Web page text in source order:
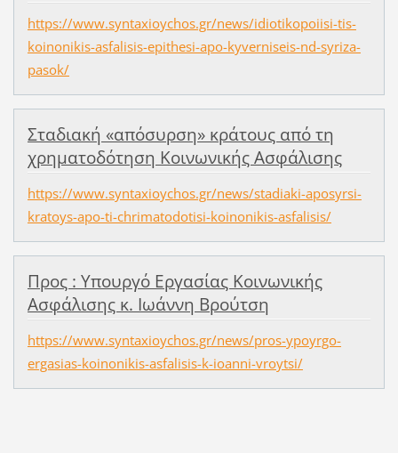
https://www.syntaxioychos.gr/news/idiotikopoiisi-tis-
koinonikis-asfalisis-epithesi-apo-kyverniseis-nd-syriza-
pasok/
Σταδιακή «απόσυρση» κράτους από τη
χρηματοδότηση Κοινωνικής Ασφάλισης
https://www.syntaxioychos.gr/news/stadiaki-aposyrsi-
kratoys-apo-ti-chrimatodotisi-koinonikis-asfalisis/
Προς : Υπουργό Εργασίας Κοινωνικής
Ασφάλισης κ. Ιωάννη Βρούτση
https://www.syntaxioychos.gr/news/pros-ypoyrgo-
ergasias-koinonikis-asfalisis-k-ioanni-vroytsi/